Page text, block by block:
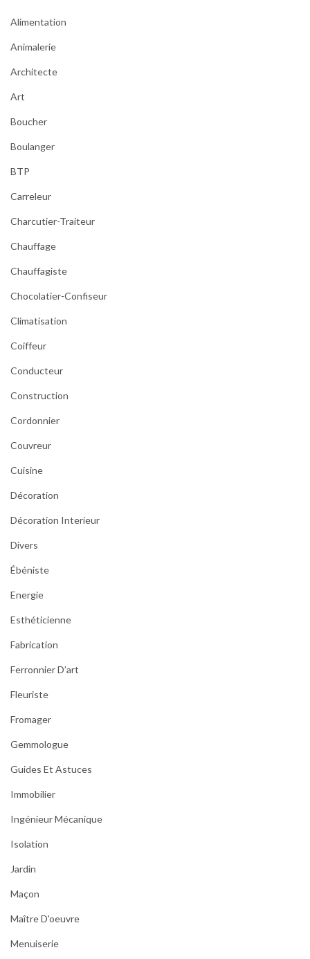
Alimentation
Animalerie
Architecte
Art
Boucher
Boulanger
BTP
Carreleur
Charcutier-Traiteur
Chauffage
Chauffagiste
Chocolatier-Confiseur
Climatisation
Coiffeur
Conducteur
Construction
Cordonnier
Couvreur
Cuisine
Décoration
Décoration Interieur
Divers
Ébéniste
Energie
Esthéticienne
Fabrication
Ferronnier D’art
Fleuriste
Fromager
Gemmologue
Guides Et Astuces
Immobilier
Ingénieur Mécanique
Isolation
Jardin
Maçon
Maître D'oeuvre
Menuiserie